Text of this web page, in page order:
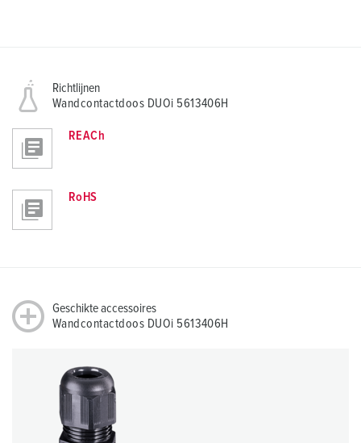
Richtlijnen
Wandcontactdoos DUOi 5613406H
REACh
RoHS
Geschikte accessoires
Wandcontactdoos DUOi 5613406H